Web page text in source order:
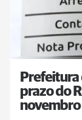
prazo do
novembro